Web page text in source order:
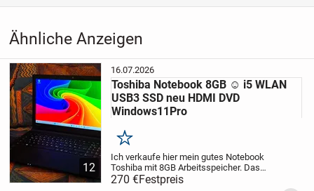
Ähnliche Anzeigen
12
16.07.2026
Toshiba Notebook 8GB ☺ i5 WLAN
USB3 SSD neu HDMI DVD
Windows11Pro
Merken
Ich verkaufe hier mein gutes Notebook
Toshiba mit 8GB Arbeitsspeicher. Das
Notebook befindet sich in einem guten
Zustand. Den optischen Zustand können
270 €Festpreis
Laptops›Notebooks